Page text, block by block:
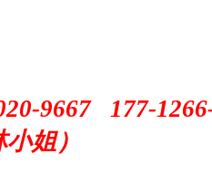
9667 177-
姐）